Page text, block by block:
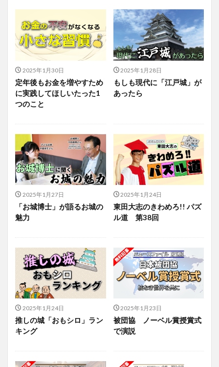
2025年1月30日
定年後もお金を増やすため
に実践してほしいたった1
つのこと
2025年1月28日
もしも現代に「江戸城」が
あったら
2025年1月27日
「お城博士」が語るお城の
魅力
2025年1月24日
東田大志のきわめろ!! パズ
ル道 第38回
2025年1月24日
推しの城「おもシロ」ラン
キング
2025年1月23日
被団協 ノーベル賞授賞式
で演説